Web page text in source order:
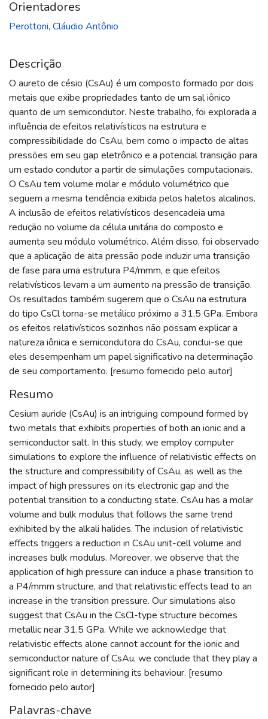
Orientadores
Perottoni, Cláudio Antônio
Descrição
O aureto de césio (CsAu) é um composto formado por dois
metais que exibe propriedades tanto de um sal iônico
quanto de um semicondutor. Neste trabalho, foi explorada a
influência de efeitos relativísticos na estrutura e
compressibilidade do CsAu, bem como o impacto de altas
pressões em seu gap eletrônico e a potencial transição para
um estado condutor a partir de simulações computacionais.
O CsAu tem volume molar e módulo volumétrico que
seguem a mesma tendência exibida pelos haletos alcalinos.
A inclusão de efeitos relativísticos desencadeia uma
redução no volume da célula unitária do composto e
aumenta seu módulo volumétrico. Além disso, foi observado
que a aplicação de alta pressão pode induzir uma transição
de fase para uma estrutura P4/mmm, e que efeitos
relativísticos levam a um aumento na pressão de transição.
Os resultados também sugerem que o CsAu na estrutura
do tipo CsCl torna-se metálico próximo a 31,5 GPa. Embora
os efeitos relativísticos sozinhos não possam explicar a
natureza iônica e semicondutora do CsAu, conclui-se que
eles desempenham um papel significativo na determinação
de seu comportamento. [resumo fornecido pelo autor]
Resumo
Cesium auride (CsAu) is an intriguing compound formed by
two metals that exhibits properties of both an ionic and a
semiconductor salt. In this study, we employ computer
simulations to explore the influence of relativistic effects on
the structure and compressibility of CsAu, as well as the
impact of high pressures on its electronic gap and the
potential transition to a conducting state. CsAu has a molar
volume and bulk modulus that follows the same trend
exhibited by the alkali halides. The inclusion of relativistic
effects triggers a reduction in CsAu unit-cell volume and
increases bulk modulus. Moreover, we observe that the
application of high pressure can induce a phase transition to
a P4/mmm structure, and that relativistic effects lead to an
increase in the transition pressure. Our simulations also
suggest that CsAu in the CsCl-type structure becomes
metallic near 31.5 GPa. While we acknowledge that
relativistic effects alone cannot account for the ionic and
semiconductor nature of CsAu, we conclude that they play a
significant role in determining its behaviour. [resumo
fornecido pelo autor]
Palavras-chave